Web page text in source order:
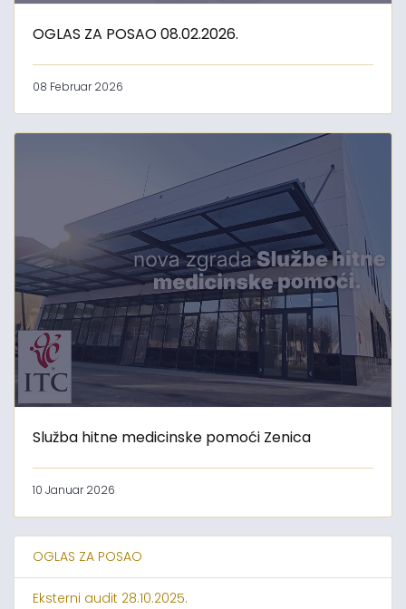
OGLAS ZA POSAO 08.02.2026.
08 Februar 2026
Služba hitne medicinske pomoći Zenica
10 Januar 2026
OGLAS ZA POSAO
Eksterni audit 28.10.2025.